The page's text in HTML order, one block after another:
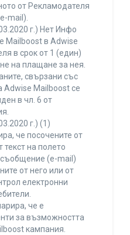
от Рекламодателя
mail).
г.) Нет Инфо
Mailboost в Adwise
в срок от 1 (един)
на плащане за нея.
свързани със
Adwise Mailboost се
в чл. 6 от
г.) (1)
че посочените от
текст на полето
(e-mail)
от него или от
електронни
че е
за възможността
кампания.